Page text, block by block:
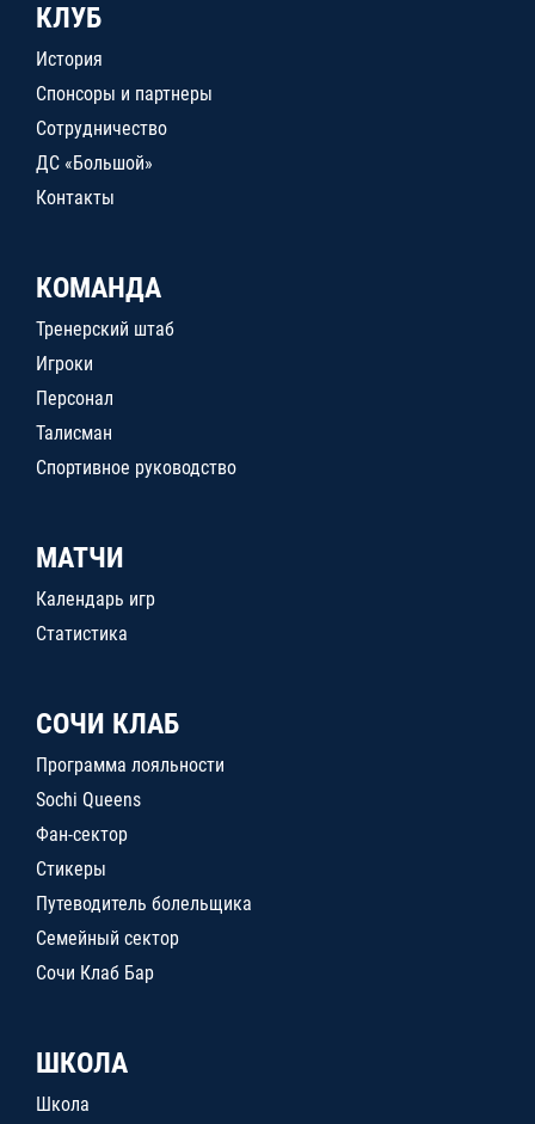
КЛУБ
История
Спонсоры и партнеры
Сотрудничество
ДС «Большой»
Контакты
КОМАНДА
Тренерский штаб
Игроки
Персонал
Талисман
Спортивное руководство
МАТЧИ
Календарь игр
Статистика
СОЧИ КЛАБ
Программа лояльности
Sochi Queens
Фан-сектор
Стикеры
Путеводитель болельщика
Семейный сектор
Сочи Клаб Бар
ШКОЛА
Школа